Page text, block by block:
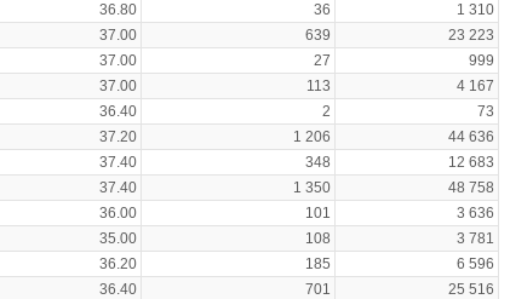
36.80 36
1 310
37.00 639
23 223
37.00 27
999
37.00 113
4 167
36.40 2
73
37.20 1 206
44 636
37.40 348
12 683
37.40 1 350
48 758
36.00 101
3 636
35.00 108
3 781
36.20 185
6 596
36.40 701
25 516